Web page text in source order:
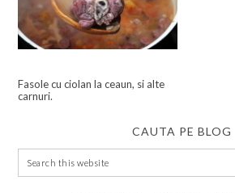
Fasole cu ciolan la ceaun, si alte
carnuri.
CAUTA PE BLOG